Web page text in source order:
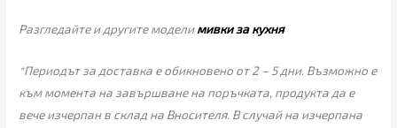
Разгледайте и другите моделимивки за кухня
*Периодът за доставка е обикновено от 2 – 5 дни. Възможно е
към момента на завършване на поръчката, продукта да е
вече изчерпан в склад на Вносителя. В случай на изчерпана